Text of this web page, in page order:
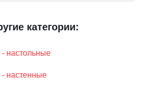
категории:
- настольные
- настенные